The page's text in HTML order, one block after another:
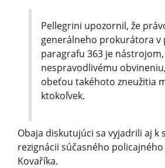
Pellegrini upozornil, že
generálneho prokurátora v
paragrafu 363 je
nespravodlivému
obeťou takéhoto zneužitia
ktokoľvek.
Obaja diskutujúci sa vyjadrili aj k
rezignácii súčasného
Kovaříka.